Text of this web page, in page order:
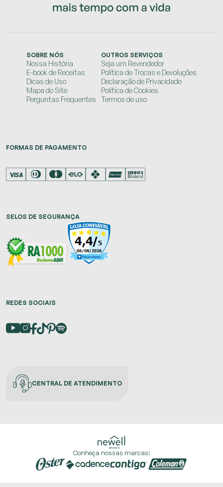
SOBRE NÓS
Nossa História
E-book de Receitas
Dicas de Uso
Mapa do Site
Perguntas Frequentes
OUTROS SERVIÇOS
Seja um Revendedor
Política de Trocas e Devoluções
Declaração de Privacidade
Política de Cookies
Termos de uso
FORMAS DE PAGAMENTO
SELOS DE SEGURANÇA
REDES SOCIAIS
CENTRAL DE ATENDIMENTO
Conheça nossas marcas: